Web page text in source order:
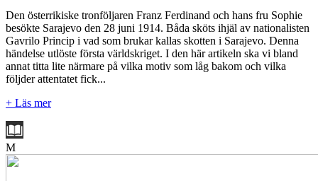
Den österrikiske tronföljaren Franz Ferdinand och hans fru Sophie
besökte Sarajevo den 28 juni 1914. Båda sköts ihjäl av nationalisten
Gavrilo Princip i vad som brukar kallas skotten i Sarajevo. Denna
händelse utlöste första världskriget. I den här artikeln ska vi bland
annat titta lite närmare på vilka motiv som låg bakom och vilka
följder attentatet fick...
+ Läs mer
M